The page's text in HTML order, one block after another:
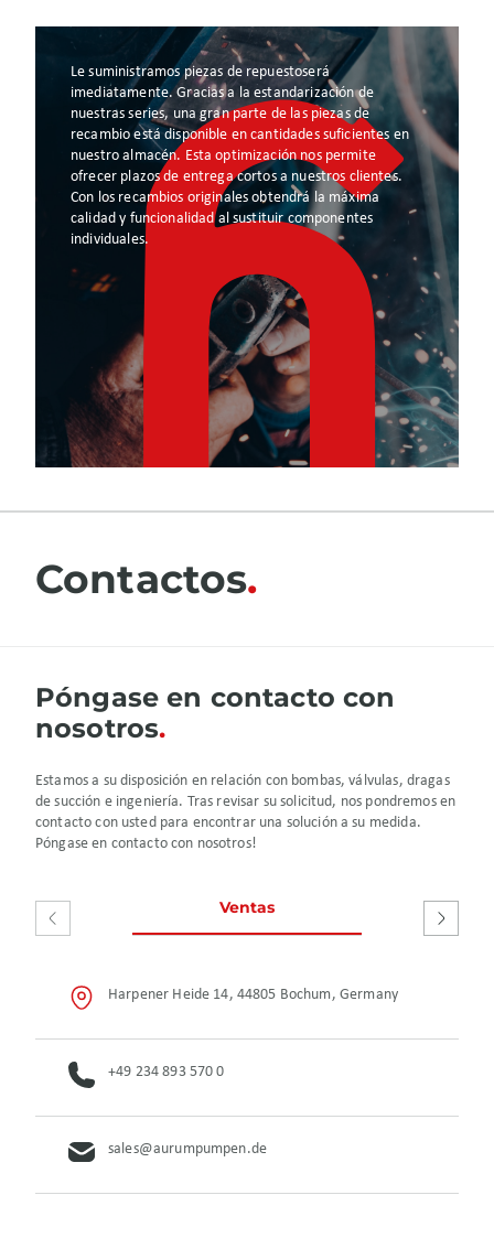
Le suministramos piezas de repuestoserá
imediatamente. Gracias a la estandarización de
nuestras series, una gran parte de las piezas de
recambio está disponible en cantidades suficientes en
nuestro almacén. Esta optimización nos permite
ofrecer plazos de entrega cortos a nuestros clientes.
Con los recambios originales obtendrá la máxima
calidad y funcionalidad al sustituir componentes
individuales.
Contactos
Póngase en contacto con
nosotros
Estamos a su disposición en relación con bombas, válvulas, dragas
de succión e ingeniería. Tras revisar su solicitud, nos pondremos en
contacto con usted para encontrar una solución a su medida.
Póngase en contacto con nosotros!
Ventas Servicio y
Harpener Heide 14, 44805 Bochum, Germany
+49 234 893 570 0
sales@aurumpumpen.de